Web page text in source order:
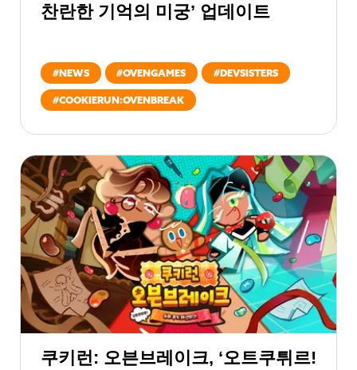
찬란한 기억의 미궁’ 업데이트
#NEWS #OVENGAMES #DEVSISTERS
#COOKIERUN:OVENBREAK
쿠키런: 오븐브레이크, ‘오트쿠튀르!